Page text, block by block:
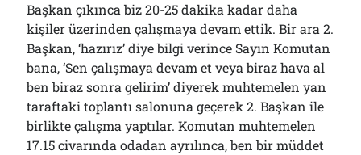
Başkan çıkınca biz 20-25 dakika kadar daha
kişiler üzerinden çalışmaya devam ettik. Bir ara 2.
Başkan, ‘hazırız’ diye bilgi verince Sayın Komutan
bana, ‘Sen çalışmaya devam et veya biraz hava al
ben biraz sonra gelirim’ diyerek muhtemelen yan
taraftaki toplantı salonuna geçerek 2. Başkan ile
birlikte çalışma yaptılar. Komutan muhtemelen
17.15 civarında odadan ayrılınca, ben bir müddet